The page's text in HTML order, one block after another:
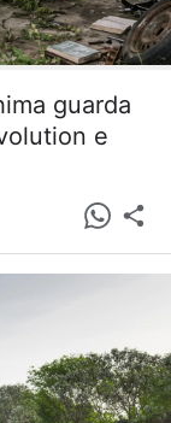
guarda
e